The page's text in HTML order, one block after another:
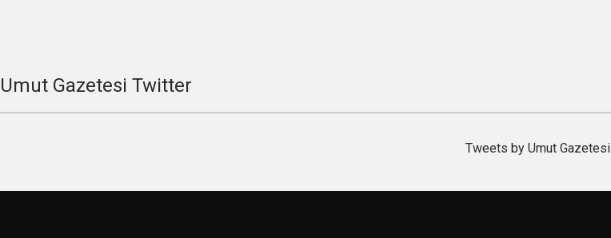
Umut Gazetesi Twitter
Tweets by Umut Gazetesi